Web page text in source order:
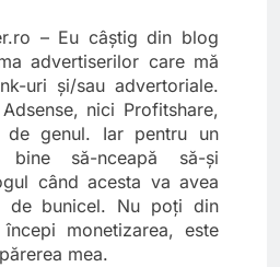
– Eu câştig din blog
advertiserilor care mă
uri şi/sau advertoriale.
nici Profitshare,
de genul. Iar pentru un
să-nceapă să-şi
când acesta va avea
de bunicel. Nu poţi din
monetizarea, este
mea.